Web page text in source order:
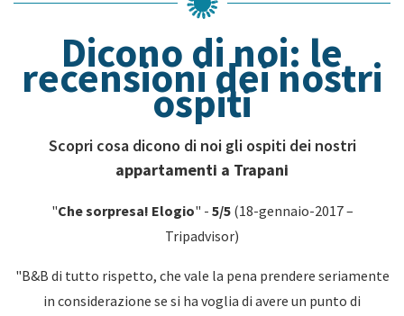
Dicono di noi: le
recensioni dei nostri
ospiti
Scopri cosa dicono di noi gli ospiti dei nostri
appartamenti a Trapani
"Che sorpresa! Elogio" - 5/5(18-gennaio-2017 –
Tripadvisor)
"B&B di tutto rispetto, che vale la pena prendere seriamente
in considerazione se si ha voglia di avere un punto di